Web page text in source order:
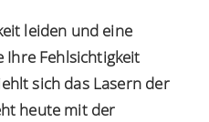
leiden und eine
Ihre Fehlsichtigkeit
sich das Lasern der
heute mit der